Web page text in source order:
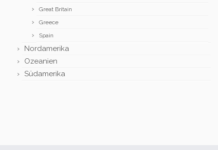
Great Britain
Greece
Spain
Nordamerika
Ozeanien
Südamerika